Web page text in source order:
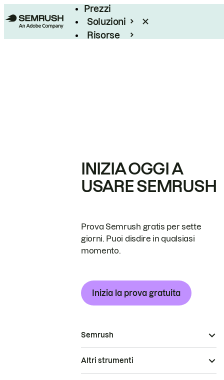
Prezzi
Soluzioni
Risorse
INIZIA OGGI A
USARE SEMRUSH
Prova Semrush gratis per sette
giorni. Puoi disdire in qualsiasi
momento.
Inizia la prova gratuita
Semrush
Altri strumenti